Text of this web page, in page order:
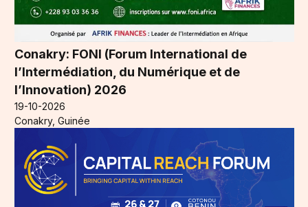
Conakry: FONI (Forum International de
l’Intermédiation, du Numérique et de
l’Innovation) 2026
19-10-2026
Conakry, Guinée